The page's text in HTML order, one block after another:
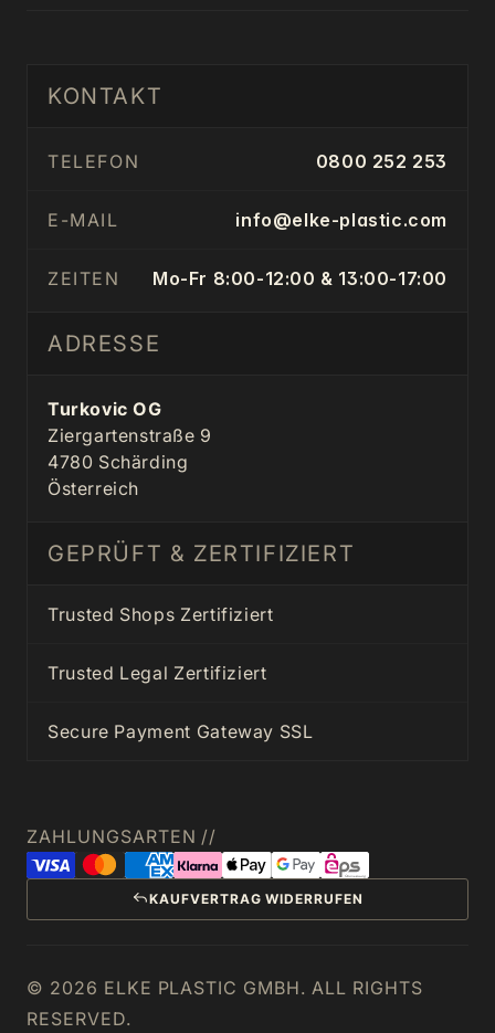
KONTAKT
TELEFON 0800 252 253
E-MAIL info@elke-plastic.com
ZEITEN Mo-Fr 8:00-12:00 & 13:00-17:00
ADRESSE
Turkovic OG
Ziergartenstraße 9
4780 Schärding
Österreich
GEPRÜFT & ZERTIFIZIERT
Trusted Shops Zertifiziert
Trusted Legal Zertifiziert
Secure Payment Gateway SSL
ZAHLUNGSARTEN //
KAUFVERTRAG WIDERRUFEN
© 2026 ELKE PLASTIC GMBH. ALL RIGHTS
RESERVED.